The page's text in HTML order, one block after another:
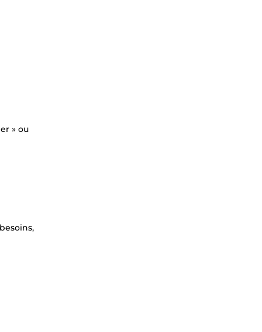
» ou